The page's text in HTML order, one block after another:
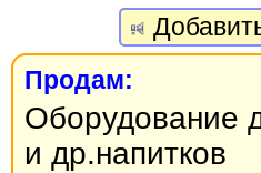
Продам:
Оборудование
и др.напитков